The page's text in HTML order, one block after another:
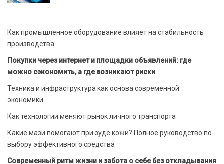
Как промышленное оборудование влияет на стабильность
производства
Покупки через интернет и площадки объявлений: где
можно сэкономить, а где возникают риски
Техника и инфраструктура как основа современной
экономики
Как технологии меняют рынок личного транспорта
Какие мази помогают при зуде кожи? Полное руководство по
выбору эффективного средства
Современный ритм жизни и забота о себе без откладывания